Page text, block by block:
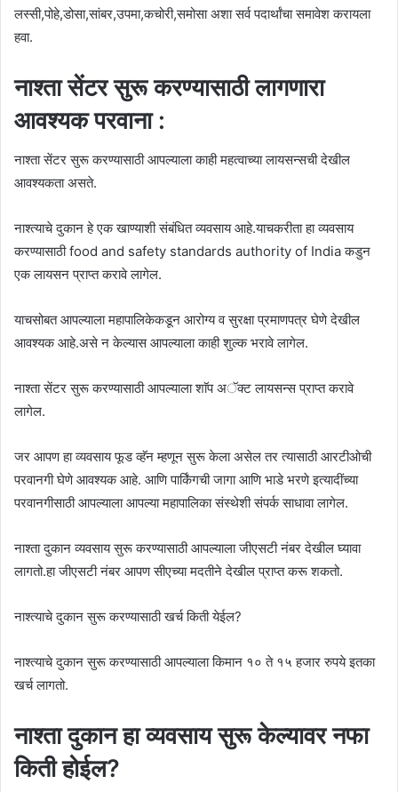
लस्सी,पोहे,डोसा,सांबर,उपमा,कचोरी,समोसा अशा सर्व पदार्थांचा समावेश करायला
हवा.
नाश्ता सेंटर सुरू करण्यासाठी लागणारा
आवश्यक परवाना :
नाश्ता सेंटर सुरू करण्यासाठी आपल्याला काही महत्वाच्या लायसन्सची देखील
आवश्यकता असते.
नाश्त्याचे दुकान हे एक खाण्याशी संबंधित व्यवसाय आहे.याचकरीता हा व्यवसाय
करण्यासाठी food and safety standards authority of India कडुन
एक लायसन प्राप्त करावे लागेल.
याचसोबत आपल्याला महापालिकेकडून आरोग्य व सुरक्षा प्रमाणपत्र घेणे देखील
आवश्यक आहे.असे न केल्यास आपल्याला काही शुल्क भरावे लागेल.
नाश्ता सेंटर सुरू करण्यासाठी आपल्याला शाॅप अॅक्ट लायसन्स प्राप्त करावे
लागेल.
जर आपण हा व्यवसाय फूड व्हॅन म्हणून सुरू केला असेल तर त्यासाठी आरटीओची
परवानगी घेणे आवश्यक आहे. आणि पार्किंगची जागा आणि भाडे भरणे इत्यादींच्या
परवानगीसाठी आपल्याला आपल्या महापालिका संस्थेशी संपर्क साधावा लागेल.
नाश्ता दुकान व्यवसाय सुरू करण्यासाठी आपल्याला जीएसटी नंबर देखील घ्यावा
लागतो.हा जीएसटी नंबर आपण सीएच्या मदतीने देखील प्राप्त करू शकतो.
नाश्त्याचे दुकान सुरू करण्यासाठी खर्च किती येईल?
नाश्त्याचे दुकान सुरू करण्यासाठी आपल्याला किमान १० ते १५ हजार रुपये इतका
खर्च लागतो.
नाश्ता दुकान हा व्यवसाय सुरू केल्यावर नफा
किती होईल?